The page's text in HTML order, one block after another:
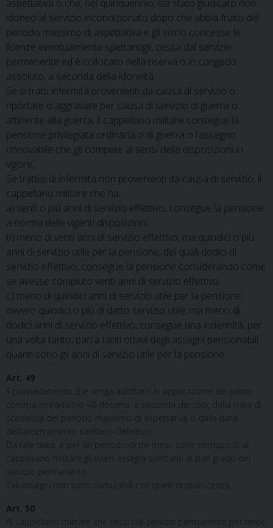
aspettativa o che, nel quinquennio, sia stato giudicato non
idoneo al servizio incondizionato dopo che abbia fruito del
periodo massimo di aspettativa e gli siano concesse le
licenze eventualmente spettantigli, cessa dal servizio
permanente ed è collocato nella riserva o in congedo
assoluto, a seconda della idoneità.
Se si tratti infermità provenienti da causa di servizio o
riportate o aggravate per causa di servizio di guerra o
attinente alla guerra, il cappellano militare consegue la
pensione privilegiata ordinaria o di guerra o l’assegno
rinnovabile che gli compete ai sensi delle disposizioni in
vigore,
Se trattisi di infermità non provenienti da causa di servizio, il
cappellano militare che ha:
a) venti o più anni di servizio effettivo, consegue la pensione
a norma delle vigenti disposizioni;
b) meno di venti anni di servizio effettivo, ma quindici o più
anni di servizio utile per la pensione, dei quali dodici di
servizio effettivo, consegue la pensione considerando come
se avesse compiuto venti anni di servizio effettivo;
c) meno di quindici anni di servizio utile per la pensione,
ovvero quindici o più di detto servizio utile, ma meno di
dodici anni di servizio effettivo, consegue una indennità, per
una volta tanto, pari a tanti ottavi degli assegni pensionabili
quanti sono gli anni di servizio utile per la pensione.
Art. 49
Il provvedimento che venga adottato in applicazione del primo
comma dell’articolo 48 decorre, a seconda dei casi, dalla data di
scadenza del periodo massimo di aspettativa o dalla data
dell’accertamento sanitario definitivo.
Da tale data, e per un periodo di tre mesi, sono corrisposti al
cappellano militare gli interi assegni spettanti al pari grado del
servizio permanente.
Tali assegni non sono cumulabili con quelli di quiescenza.
Art. 50
Al cappellano militare che cessi dal servizio permanente per ferite,